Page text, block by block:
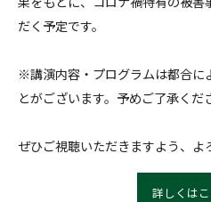
だく予定です。
※講演内容・プログラムは都合に
とがございます。予めご了承くだ
ぜひご視聴いただきますよう、よ
詳しくは